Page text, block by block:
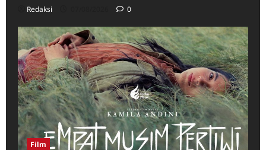
Redaksi 0
Film